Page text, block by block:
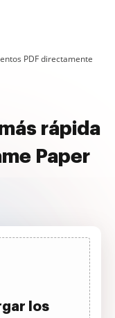
PDF directamente
rápida
Paper
los